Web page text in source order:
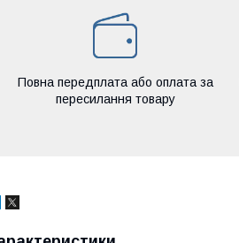
Повна передплата або оплата за
пересилання товару